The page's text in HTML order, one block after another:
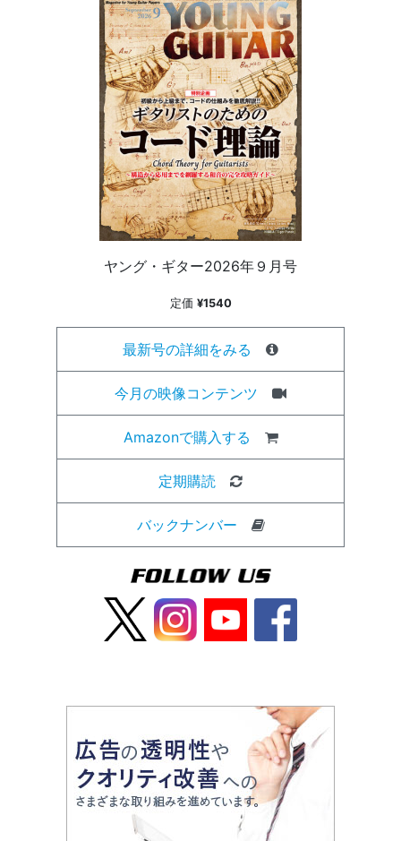
ヤング・ギター2026年９月号
定価 ¥1540
最新号の詳細をみる
今月の映像コンテンツ
Amazonで購入する
定期購読
バックナンバー